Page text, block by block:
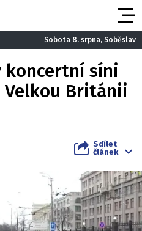
Sobota 8. srpna, Soběslav
koncertní síni
Velkou Británii
Sdílet
článek